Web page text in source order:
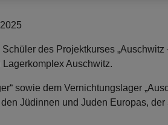
des Projektkurses „Auschwitz
Auschwitz.
sowie dem Vernichtungslager
Jüdinnen und Juden Europas, der